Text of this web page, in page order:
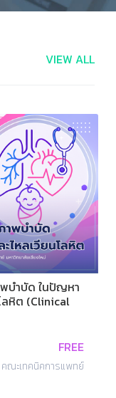
VIEW ALL
บำบัด ในปัญหา
ลหิต (Clinical
Pediatric and
FREE
คณะเทคนิคการแพทย์